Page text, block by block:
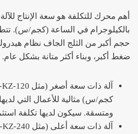
أهم محرك للتكلفة هو سعة الإنتاج
بالكيلوجرام في الساعة (كجم/س).
حجم أكبر من الثلج الجاف نظام
ضغط أكبر، وبناء أكثر متانة بشكل عام.
كجم/س) مثالية للأعمال التي
ومتسقة. سيكون لديها تكلفة